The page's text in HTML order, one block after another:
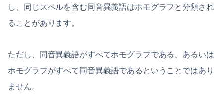
し、同じスペルを含む同音異義語はホモグラフと分類され
ることがあります。
ただし、同音異義語がすべてホモグラフである、あるいは
ホモグラフがすべて同音異義語であるということではあり
ません。